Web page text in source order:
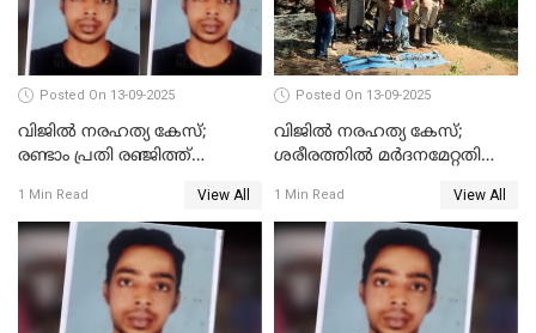
Posted On 13-09-2025
വിജിൽ നരഹത്യ കേസ്;
രണ്ടാം പ്രതി രഞ്ജിത്ത്
1 Min Read View All
Posted On 13-09-2025
വിജില്‍ നരഹത്യ കേസ്;
ശരീരത്തില്‍ മര്‍ദനമേറ്റതിന്റെ
റിപ്പോർട്ട് പുറത്ത്
1 Min Read View All